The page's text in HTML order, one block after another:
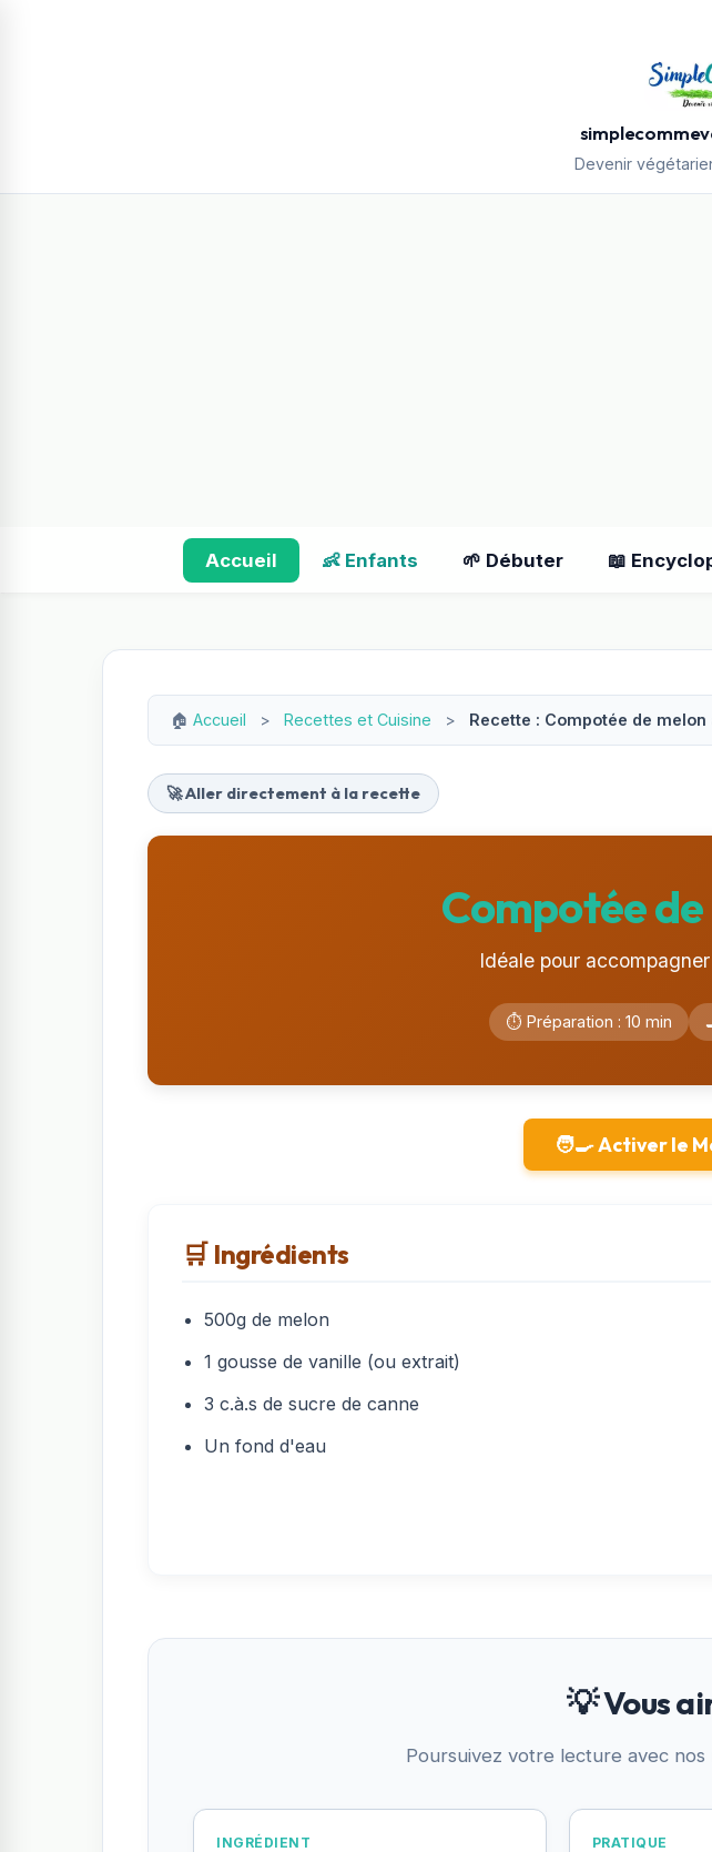
Devenir
Accueil 👶 Enfants 🌱 Débuter 📖
🏠 Accueil > Recettes et Cuisine > Recette : Compotée de melon
🚀 Aller directement à la recette
Compotée
Idéale pour
⏱️ Préparation : 10 min
🧑‍🍳 Activer le
🛒 Ingrédients
500g de melon
1 gousse de vanille (ou extrait)
3 c.à.s de sucre de canne
Un fond d'eau
💡 Vous
Poursuivez votre lecture avec
INGRÉDIENT PRATIQUE